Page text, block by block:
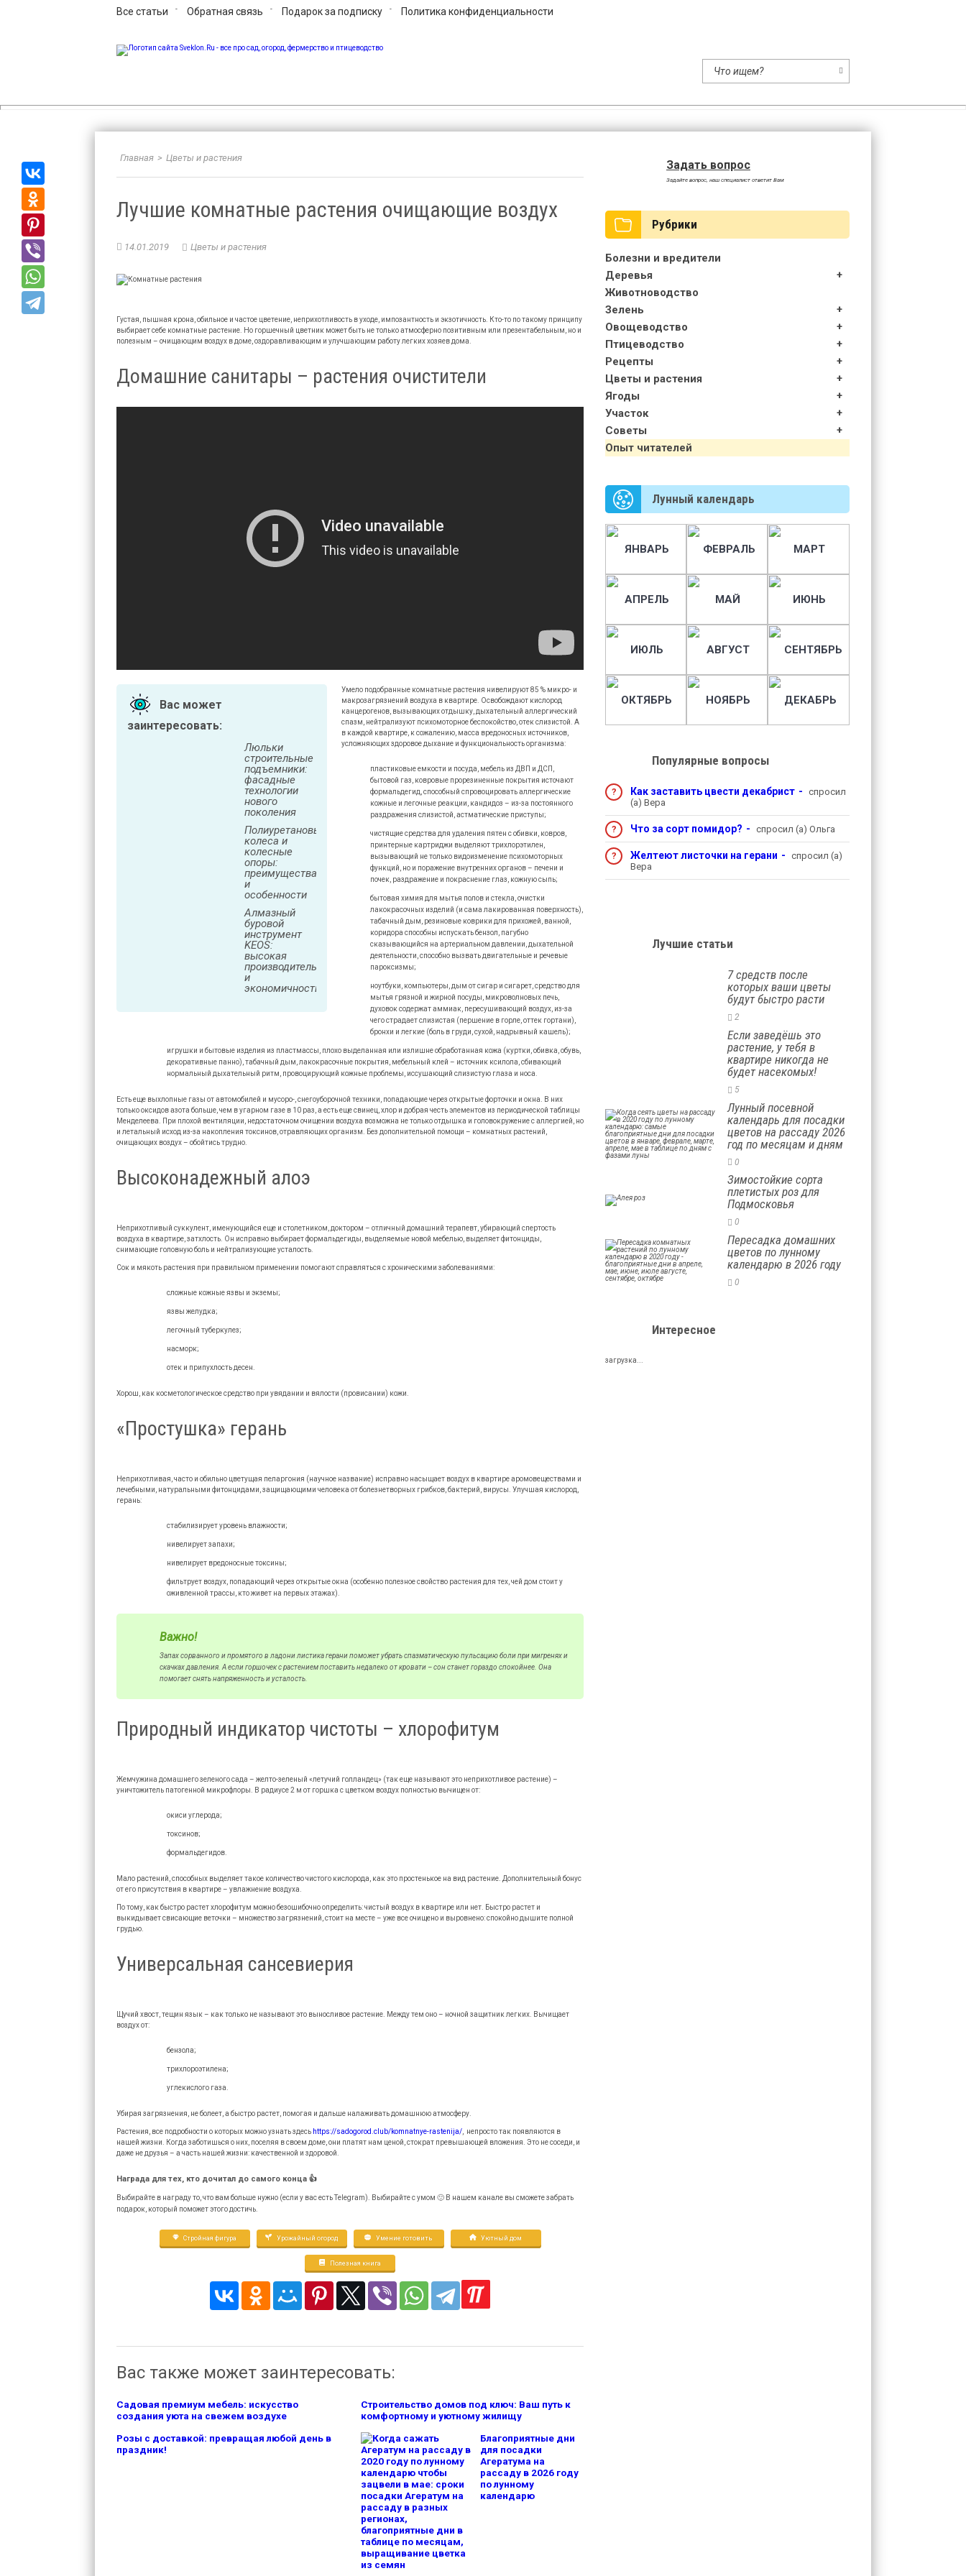
Все статьи Обратная связь Подарок за подписку Политика конфиденциальности
Главная > Цветы и растения
Лучшие комнатные растения очищающие воздух
14.01.2019 Цветы и растения
Густая, пышная крона, обильное и частое цветение, неприхотливость в уходе, импозантность и экзотичность. Кто-то по такому принципу
выбирает себе комнатные растение. Но горшечный цветник может быть не только атмосферно позитивным или презентабельным, но и
полезным – очищающим воздух в доме, оздоравливающим и улучшающим работу легких хозяев дома.
Домашние санитары – растения очистители
Вас может
заинтересовать:
Люльки
строительные
подъемники:
фасадные
технологии
нового
поколения
Полиуретановые
колеса и
колесные
опоры:
преимущества
и
особенности
Алмазный
буровой
инструмент
KEOS:
высокая
производительность
и
экономичность
Умело подобранные комнатные растения нивелируют 85 % микро- и
макрозагрязнений воздуха в квартире. Освобождают кислород
канцерогенов, вызывающих отдышку, дыхательный аллергический
спазм, нейтрализуют психомоторное беспокойство, отек слизистой. А
в каждой квартире, к сожалению, масса вредоносных источников,
усложняющих здоровое дыхание и функциональность организма:
пластиковые емкости и посуда, мебель из ДВП и ДСП,
бытовой газ, ковровые прорезиненные покрытия источают
формальдегид, способный спровоцировать аллергические
кожные и легочные реакции, кандидоз – из-за постоянного
раздражения слизистой, астматические приступы;
чистящие средства для удаления пятен с обивки, ковров,
принтерные картриджи выделяют трихлорэтилен,
вызывающий не только видоизменение психомоторных
функций, но и поражение внутренних органов – печени и
почек, раздражение и покраснение глаз, кожную сыпь;
бытовая химия для мытья полов и стекла, очистки
лакокрасочных изделий (и сама лакированная поверхность),
табачный дым, резиновые коврики для прихожей, ванной,
коридора способны испускать бензол, пагубно
сказывающийся на артериальном давлении, дыхательной
деятельности, способно вызвать двигательные и речевые
пароксизмы;
ноутбуки, компьютеры, дым от сигар и сигарет, средство для
мытья грязной и жирной посуды, микроволновых печь,
духовок содержат аммиак, пересушивающий воздух, из-за
чего страдает слизистая (першение в горле, оттек гортани),
бронхи и легкие (боль в груди, сухой, надрывный кашель);
игрушки и бытовые изделия из пластмассы, плохо выделанная или излишне обработанная кожа (куртки, обивка, обувь,
декоративные панно), табачный дым, лакокрасочные покрытия, мебельный клей – источник ксилола, сбивающий
нормальный дыхательный ритм, провоцирующий кожные проблемы, иссушающий слизистую глаза и носа.
Есть еще выхлопные газы от автомобилей и мусоро-, снегоуборочной техники, попадающие через открытые форточки и окна. В них
только оксидов азота больше, чем в угарном газе в 10 раз, а есть еще свинец, хлор и добрая честь элементов из периодической таблицы
Менделеева. При плохой вентиляции, недостаточном очищении воздуха возможна не только отдышка и головокружение с аллергией, но
и летальный исход из-за накопления токсинов, отравляющих организм. Без дополнительной помощи – комнатных растений,
очищающих воздух – обойтись трудно.
Высоконадежный алоэ
Неприхотливый суккулент, именующийся еще и столетником, доктором – отличный домашний терапевт, убирающий спертость
воздуха в квартире, затхлость. Он исправно выбирает формальдегиды, выделяемые новой мебелью, выделяет фитонциды,
снимающие головную боль и нейтрализующие усталость.
Сок и мякоть растения при правильном применении помогают справляться с хроническими заболеваниями:
сложные кожные язвы и экземы;
язвы желудка;
легочный туберкулез;
насморк;
отек и припухлость десен.
Хорош, как косметологическое средство при увядании и вялости (провисании) кожи.
«Простушка» герань
Неприхотливая, часто и обильно цветущая пеларгония (научное название) исправно насыщает воздух в квартире аромовеществами и
лечебными, натуральными фитонцидами, защищающими человека от болезнетворных грибков, бактерий, вирусы. Улучшая кислород,
герань:
стабилизирует уровень влажности;
нивелирует запахи;
нивелирует вредоносные токсины;
фильтрует воздух, попадающий через открытые окна (особенно полезное свойство растения для тех, чей дом стоит у
оживленной трассы, кто живет на первых этажах).
Важно!
Запах сорванного и промятого в ладони листика герани поможет убрать спазматическую пульсацию боли при мигренях и
скачках давления. А если горшочек с растением поставить недалеко от кровати – сон станет гораздо спокойнее. Она
помогает снять напряженность и усталость.
Природный индикатор чистоты – хлорофитум
Жемчужина домашнего зеленого сада – желто-зеленый «летучий голландец» (так еще называют это неприхотливое растение) –
уничтожитель патогенной микрофлоры. В радиусе 2 м от горшка с цветком воздух полностью вычищен от:
окиси углерода;
токсинов;
формальдегидов.
Мало растений, способных выделяет такое количество чистого кислорода, как это простенькое на вид растение. Дополнительный бонус
от его присутствия в квартире – увлажнение воздуха.
По тому, как быстро растет хлорофитум можно безошибочно определить: чистый воздух в квартире или нет. Быстро растет и
выкидывает свисающие веточки – множество загрязнений, стоит на месте – уже все очищено и выровнено: спокойно дышите полной
грудью.
Универсальная сансевиерия
Щучий хвост, тещин язык – как только не называют это выносливое растение. Между тем оно – ночной защитник легких. Вычищает
воздух от:
бензола;
трихлороэтилена;
углекислого газа.
Убирая загрязнения, не болеет, а быстро растет, помогая и дальше налаживать домашнюю атмосферу.
Растения, все подробности о которых можно узнать здесь https://sadogorod.club/komnatnye-rastenija/ , непросто так появляются в
нашей жизни. Когда заботишься о них, поселяя в своем доме, они платят нам ценой, стократ превышающей вложения. Это не соседи, и
даже не друзья – а часть нашей жизни: качественной и здоровой.
Награда для тех, кто дочитал до самого конца 👍
Выбирайте в награду то, что вам больше нужно (если у вас есть Telegram). Выбирайте с умом 🙂 В нашем канале вы сможете забрать
подарок, который поможет этого достичь.
Стройная фигура Урожайный огород Умение готовить Уютный дом
Полезная книга
Вас также может заинтересовать:
Садовая премиум мебель: искусство
создания уюта на свежем воздухе
Строительство домов под ключ: Ваш путь к
комфортному и уютному жилищу
Розы с доставкой: превращая любой день в
праздник!
Благоприятные дни
для посадки
Агератума на
рассаду в 2026 году
по лунному
календарю
Задать вопрос
Задайте вопрос, наш специалист ответит Вам
Рубрики
Болезни и вредители
Деревья
Животноводство
Зелень
Овощеводство
Птицеводство
Рецепты
Цветы и растения
Ягоды
Участок
Советы
Опыт читателей
Лунный календарь
ЯНВАРЬ ФЕВРАЛЬ МАРТ
АПРЕЛЬ МАЙ ИЮНЬ
ИЮЛЬ АВГУСТ СЕНТЯБРЬ
ОКТЯБРЬ НОЯБРЬ ДЕКАБРЬ
Популярные вопросы
Как заставить цвести декабрист
спросил
(а) Вера
Что за сорт помидор? спросил (а) Ольга
Желтеют листочки на герани
спросил (а)
Вера
Лучшие статьи
7 средств после
которых ваши цветы
будут быстро расти
2
Если заведёшь это
растение, у тебя в
квартире никогда не
будет насекомых!
5
Лунный посевной
календарь для посадки
цветов на рассаду 2026
год по месяцам и дням
0
Зимостойкие сорта
плетистых роз для
Подмосковья
0
Пересадка домашних
цветов по лунному
календарю в 2026 году
0
Интересное
загрузка...